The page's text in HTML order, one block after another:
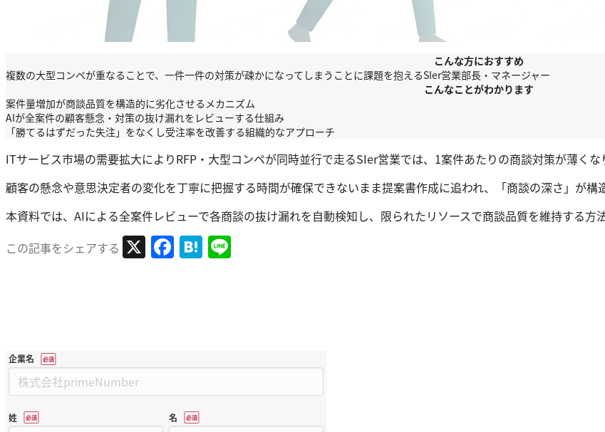
こんな方におすすめ
複数の大型コンペが重なることで、一件一件の対策が疎かになってしまうことに課題を抱えるSIer営業部長・マネージャー
こんなことがわかります
案件量増加が商談品質を構造的に劣化させるメカニズム
AIが全案件の顧客懸念・対策の抜け漏れをレビューする仕組み
「勝てるはずだった失注」をなくし受注率を改善する組織的なアプローチ
ITサービス市場の需要拡大によりRFP・大型コンペが同時並行で走るSIer営業では、1案件あたりの商談対策が薄く
顧客の懸念や意思決定者の変化を丁寧に把握する時間が確保できないまま提案書作成に追われ、「商談の深さ」が構
本資料では、AIによる全案件レビューで各商談の抜け漏れを自動検知し、限られたリソースで商談品質を維持する方
この記事をシェアする
X Facebook
Hatena
企業名
姓 名